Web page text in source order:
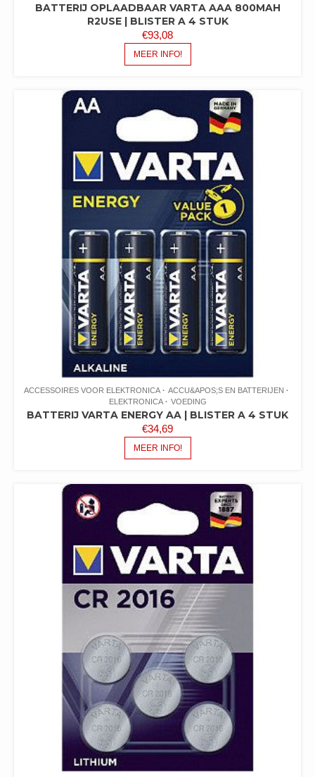
BATTERIJ OPLAADBAAR VARTA AAA 800MAH
R2USE | BLISTER A 4 STUK
€93,08
MEER INFO!
ACCESSOIRES VOOR ELEKTRONICA
ACCU&APOS;S EN BATTERIJEN
ELEKTRONICA
VOEDING
BATTERIJ VARTA ENERGY AA | BLISTER A 4 STUK
€34,69
MEER INFO!